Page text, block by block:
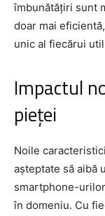
îmbunătățiri sunt
doar mai
unic al fiecărui
Impactul
pieței
Noile
așteptate să aibă
smartphone-
în domeniu. Cu